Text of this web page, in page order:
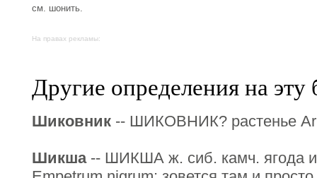
см. шонить.
На правах рекламы:
Другие определения на эту
Шиковник -- ШИКОВНИК? растенье
Шикша-- ШИКША ж. сиб. камч. ягода и